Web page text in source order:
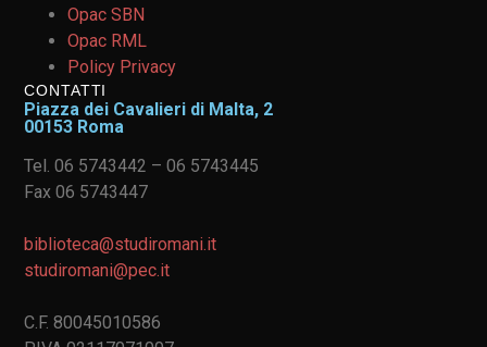
Opac SBN
Opac RML
Policy Privacy
CONTATTI
Piazza dei Cavalieri di Malta, 2
00153 Roma
Tel. 06 5743442 – 06 5743445
Fax 06 5743447
biblioteca@studiromani.it
studiromani@pec.it
C.F. 80045010586